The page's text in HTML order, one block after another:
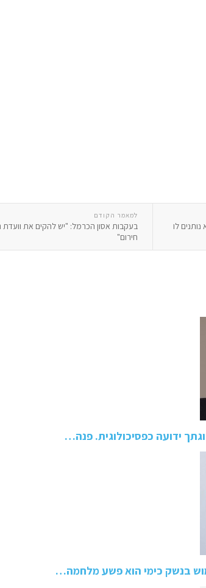
למאמר הקודם
בעקבות אסון הכרמל: "יש להקים את
חירום"
לו
ידועה כפסיכולוגית. פנה…
בנשק כימי הוא פשע מלחמה…